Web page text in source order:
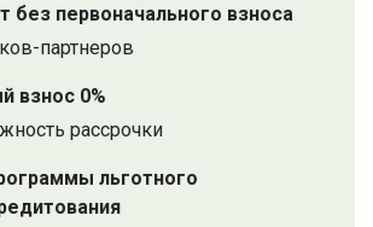
без первоначального взноса
партнеров
взнос 0%
рассрочки
льготного